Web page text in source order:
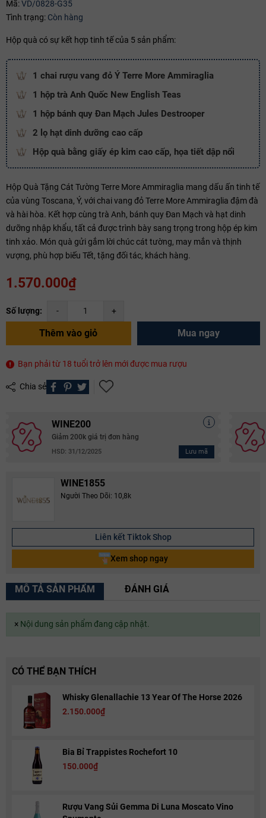
Mã:VD/0828-G35
Tình trạng: Còn hàng
Hộp quà có sự kết hợp tinh tế của 5 sản phẩm:
1 chai rượu vang đỏ Ý Terre More Ammiraglia
1 hộp trà Anh Quốc New English Teas
1 hộp bánh quy Đan Mạch Jules Destrooper
2 lọ hạt dinh dưỡng cao cấp
Hộp quà bằng giấy ép kim cao cấp, họa tiết dập nổi
Hộp Quà Tặng Cát Tường Terre More Ammiraglia mang dấu ấn tinh tế
của vùng Toscana, Ý, với chai vang đỏ Terre More Ammiraglia đậm đà
và hài hòa. Kết hợp cùng trà Anh, bánh quy Đan Mạch và hạt dinh
dưỡng nhập khẩu, tất cả được trình bày sang trọng trong hộp ép kim
tinh xảo. Món quà gửi gắm lời chúc cát tường, may mắn và thịnh
vượng, phù hợp biếu Tết, tặng đối tác, khách hàng.
1.570.000₫
Số lượng: - +
Thêm vào giỏ Mua ngay
Bạn phải từ 18 tuổi trở lên mới được mua rượu
Chia sẻ
WINE200
Giảm 200k giá trị đơn hàng
HSD: 31/12/2025 Lưu mã
Điều kiện:
Copy mã và nhập mã ở trangTHANH TOÁN bạn nhé!
WINE1855
Người Theo Dõi: 10,8k
Liên kết Tiktok Shop
Xem shop ngay
MÔ TẢ SẢN PHẨM ĐÁNH GIÁ
×Nội dung sản phẩm đang cập nhật.
CÓ THỂ BẠN THÍCH
Whisky Glenallachie 13 Year Of The Horse 2026
2.150.000₫
Bia Bỉ Trappistes Rochefort 10
150.000₫
Rượu Vang Sủi Gemma Di Luna Moscato Vino